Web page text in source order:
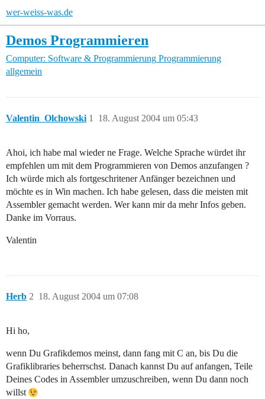
wer-weiss-was.de
Demos Programmieren
Computer: Software & Programmierung Programmierung
allgemein
Valentin_Olchowski 18. August 2004 um 05:43
1
Ahoi, ich habe mal wieder ne Frage. Welche Sprache würdet ihr
empfehlen um mit dem Programmieren von Demos anzufangen ?
Ich würde mich als fortgeschritener Anfänger bezeichnen und
möchte es in Win machen. Ich habe gelesen, dass die meisten mit
Assembler gemacht werden. Wer kann mir da mehr Infos geben.
Danke im Vorraus.
Valentin
Herb 18. August 2004 um 07:08
2
Hi ho,
wenn Du Grafikdemos meinst, dann fang mit C an, bis Du die
Grafiklibraries beherrschst. Danach kannst Du auf anfangen, Teile
Deines Codes in Assembler umzuschreiben, wenn Du dann noch
willst